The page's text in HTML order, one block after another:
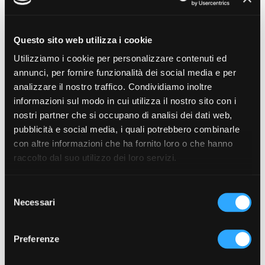
Questo sito web utilizza i cookie
Utilizziamo i cookie per personalizzare contenuti ed
annunci, per fornire funzionalità dei social media e per
analizzare il nostro traffico. Condividiamo inoltre
informazioni sul modo in cui utilizza il nostro sito con i
nostri partner che si occupano di analisi dei dati web,
pubblicità e social media, i quali potrebbero combinarle
con altre informazioni che ha fornito loro o che hanno
raccolto dal suo utilizzo dei loro servizi.
Necessari
Preferenze
Elixir, Night Black, Soft Sand, Steel Grey,
Platinium Grey e Polar White).
All’interno, la serie speciale conserva il suo
ambiente accogliente e dal design lineare, con la
plancia Nero Brillante con profilo “satin” e il
rivestimento in tessutoMica Grey.
YOU! esprime benessere a bordo grazie ai
di un’abitabilità di riferimento nel segmento, di
numerosi e pratici vani portaoggetti e di un